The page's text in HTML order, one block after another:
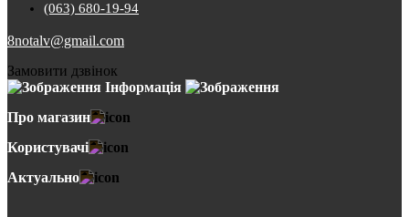
(063) 680-19-94
8notalv@gmail.com
Замовити дзвінок
Інформація
Про магазин
Користувачі
Актуально